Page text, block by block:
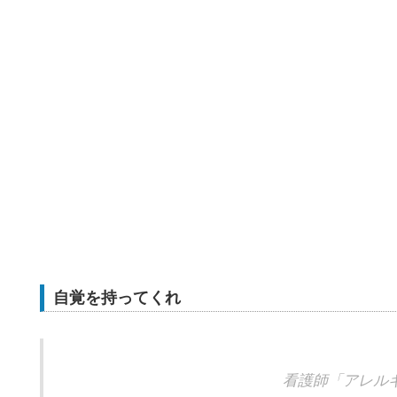
自覚を持ってくれ
看護師「アレル